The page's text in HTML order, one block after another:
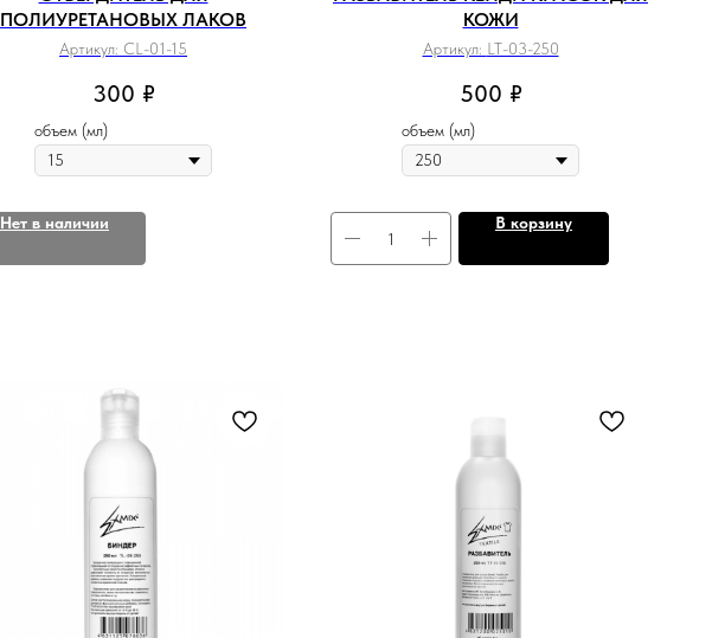
ПОЛИУРЕТАНОВЫХ ЛАКОВ
Артикул: CL-01-15
300 ₽
объем (мл)
Нет в наличии
КОЖИ
Артикул: LT-03-250
500 ₽
объем (мл)
В корзину